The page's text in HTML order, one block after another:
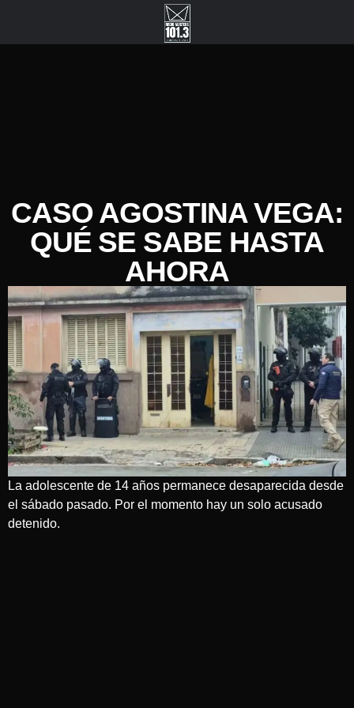
CASO AGOSTINA VEGA:
QUÉ SE SABE HASTA
AHORA
La adolescente de 14 años permanece desaparecida desde
el sábado pasado. Por el momento hay un solo acusado
detenido.